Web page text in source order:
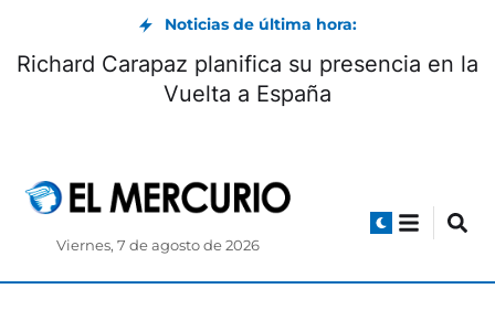
Noticias de última hora:
pueden hacer pronósticos
electorales? según el CNE
Viernes, 7 de agosto de 2026